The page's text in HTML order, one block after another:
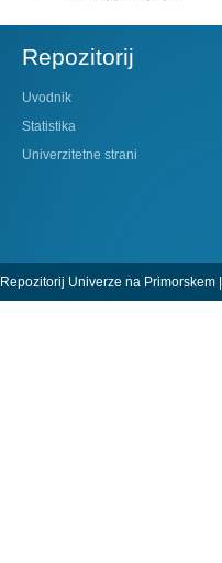
Repozitorij
Uvodnik
Statistika
Univerzitetne strani
Repozitorij Univerze na Primorskem |